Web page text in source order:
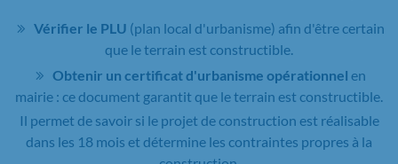
Vérifier le PLU (plan local d'urbanisme) afin d'être certain
que le terrain est constructible.
Obtenir un certificat d'urbanisme opérationnel en
mairie : ce document garantit que le terrain est constructible.
Il permet de savoir si le projet de construction est réalisable
dans les 18 mois et détermine les contraintes propres à la